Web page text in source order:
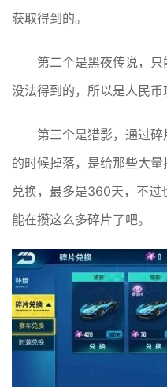
获取得到的。
第二个是黑夜传说，
没法得到的，所以是人民币
第三个是猎影，通过
的时候掉落，是给那些大
兑换，最多是360天，不过
能在攒这么多碎片了吧。